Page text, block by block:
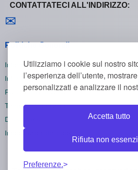
Utilizziamo i cookie sul nostro
l’esperienza dell’utente,
personalizzati e analizzare il
Accetta tutto
Rifiuta non
Preferenze.
CONTATTATECI ALL'INDIRIZZO:
✉
Politiche Generali
Informativa sulla Privacy
Informativa sui Cookie
Politica di Rimborso
Termini e Condizioni
Disiscriversi
Impostazioni dei cookie